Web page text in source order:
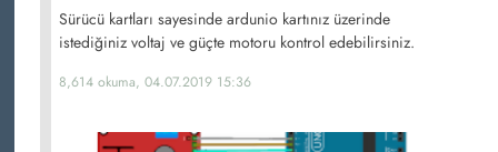
Sürücü kartları sayesinde ardunio kartınız üzerinde
istediğiniz voltaj ve güçte motoru kontrol edebilirsiniz.
8,614 okuma, 04.07.2019 15:36